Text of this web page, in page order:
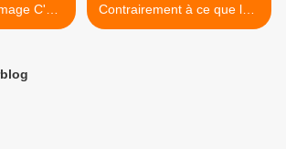
C'est
Contrairement à ce que le...
>